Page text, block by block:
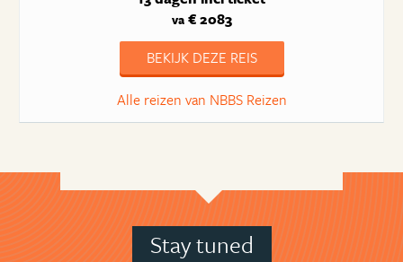
va€ 2083
BEKIJK DEZE REIS
Alle reizen van NBBS Reizen
Stay tuned